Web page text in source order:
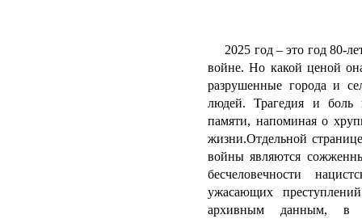
2025 год – это год 80-
войне.Но какой ценой
разрушенные города и
людей.Трагедия и боль
памяти, напоминая о
жизни.Отдельной
войны являются
бесчеловечности
ужасающих
архивным данным, в